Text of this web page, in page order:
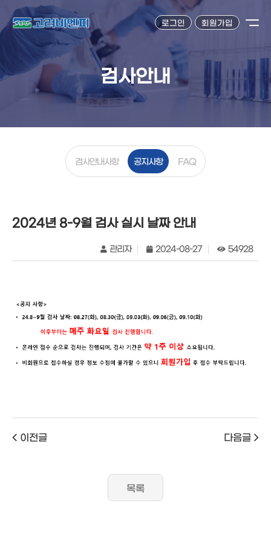
로그인 회원가입
검사안내
검사안내사항 공지사항 FAQ
2024년 8-9월 검사 실시 날짜 안내
관리자 2024-08-27 54928
이전글 다음글
목록